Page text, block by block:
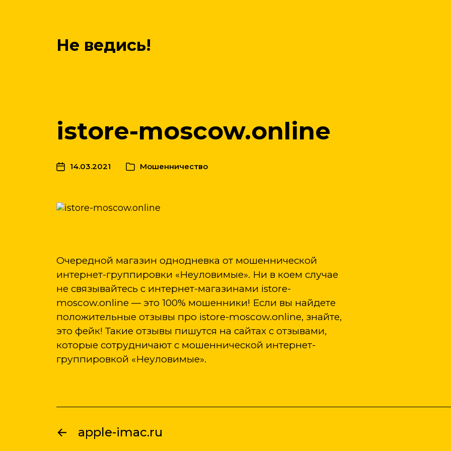
Не ведись!
istore-moscow.online
14.03.2021 Мошенничество
Очередной магазин однодневка от мошеннической
интернет-группировки «Неуловимые». Ни в коем случае
не связывайтесь с интернет-магазинами istore-
moscow.online — это 100% мошенники! Если вы найдете
положительные отзывы про istore-moscow.online, знайте,
это фейк! Такие отзывы пишутся на сайтах с отзывами,
которые сотрудничают с мошеннической интернет-
группировкой «Неуловимые».
← apple-imac.ru